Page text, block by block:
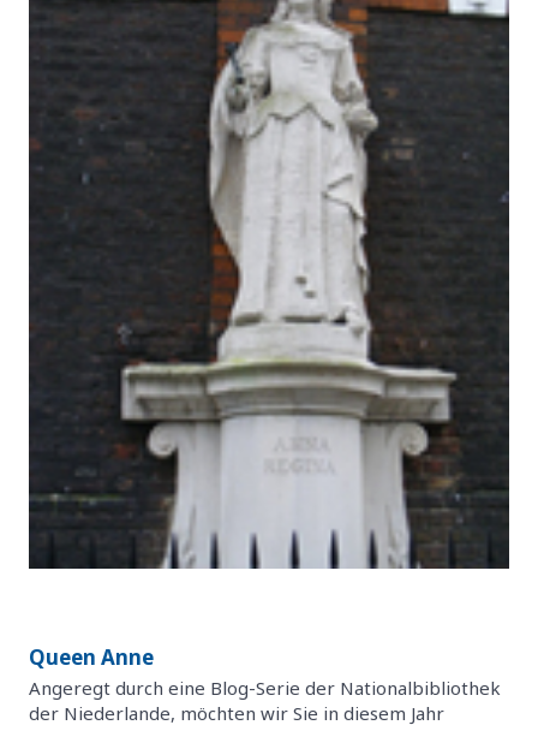
Queen Anne
Angeregt durch eine Blog-Serie der Nationalbibliothek
der Niederlande, möchten wir Sie in diesem Jahr